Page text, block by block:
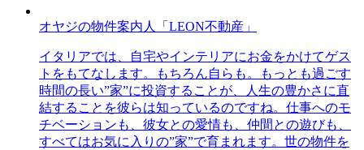
オヤジの物件案内人「LEON不動産」
イタリアでは、自宅やインテリアにお金をかけてゲス
トをもてなします。もちろん自らも。もっとも過ごす
時間の長い”家”に投資することが、人生の豊かさに直
結することを彼らは知っているのですね。仕事へのモ
チベーションも、彼女との愛情も、仲間との遊びも、
すべてはお気に入りの”家”で育まれます。世の物件を